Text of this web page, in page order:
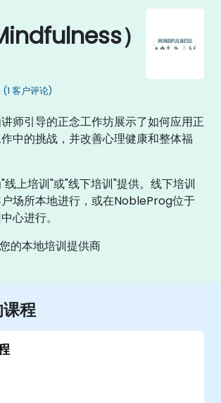
）
(1 客户评论)
师引导的正念工作坊展示了如何应用正
中的挑战，并改善心理健康和整体福
上培训"或"线下培训"提供。线下培训
场所本地进行，或在NobleProg位于
心进行。
的本地培训提供商
程